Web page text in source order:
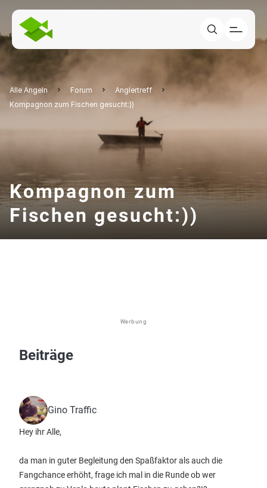
Alle Angeln Forum
Anglertreff
Kompagnon zum Fischen gesucht:))
Kompagnon zum
Fischen gesucht:))
Werbung
Beiträge
Gino Traffic
Hey ihr Alle,
da man in guter Begleitung den Spaßfaktor als auch die
Fangchance erhöht, frage ich mal in die Runde ob wer